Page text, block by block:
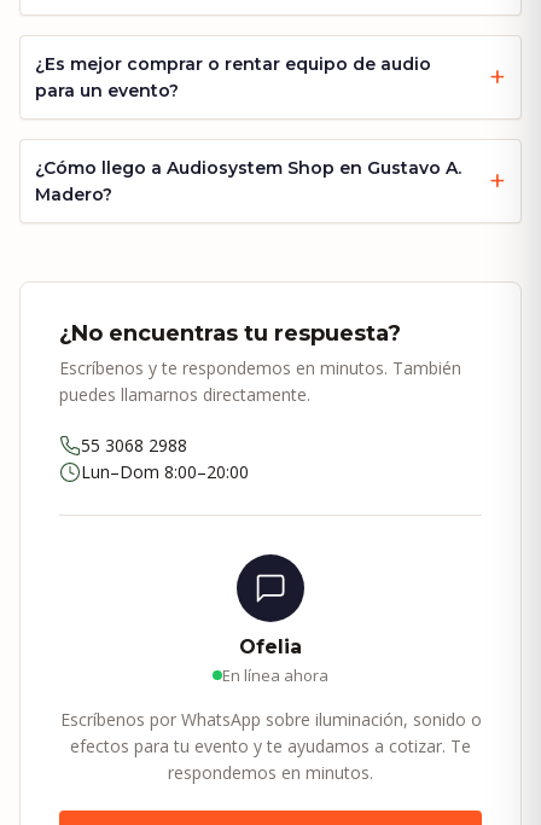
¿Es mejor comprar o rentar equipo de audio
para un evento?
¿Cómo llego a Audiosystem Shop en Gustavo A.
Madero?
¿No encuentras tu respuesta?
Escríbenos y te respondemos en minutos. También
puedes llamarnos directamente.
55 3068 2988
Lun–Dom 8:00–20:00
Ofelia
En línea ahora
Escríbenos por WhatsApp sobre iluminación, sonido o
efectos para tu evento y te ayudamos a cotizar. Te
respondemos en minutos.